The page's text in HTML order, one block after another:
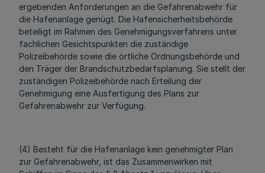
ergebenden Anforderungen an die Gefahrenabwehr für
die Hafenanlage genügt. Die Hafensicherheitsbehörde
beteiligt im Rahmen des Genehmigungsverfahrens unter
fachlichen Gesichtspunkten die zuständige
Polizeibehörde sowie die örtliche Ordnungsbehörde und
den Träger der Brandschutzbedarfsplanung. Sie stellt der
zuständigen Polizeibehörde nach Erteilung der
Genehmigung eine Ausfertigung des Plans zur
Gefahrenabwehr zur Verfügung.
(4) Besteht für die Hafenanlage kein genehmigter Plan
zur Gefahrenabwehr, ist das Zusammenwirken mit